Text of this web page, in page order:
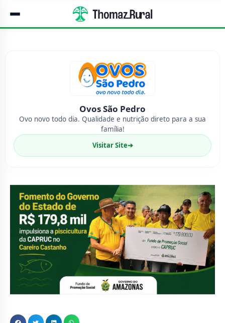
Ovos São Pedro
Ovo novo todo dia. Qualidade e nutrição direto para a sua
família!
Visitar Site➔